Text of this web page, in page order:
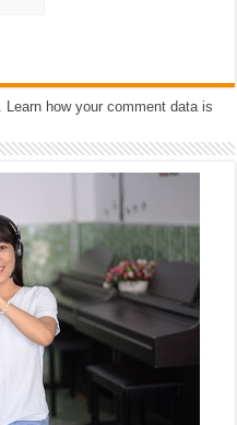
Learn how your comment data is